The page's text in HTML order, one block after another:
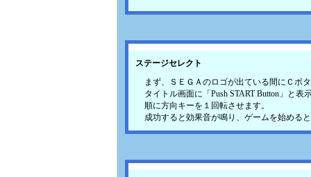
ステージセレクト
まず、ＳＥＧＡのロゴが出ている間にＣボ
タイトル画面に「Push START Button」と
順に方向キーを１回転させます。
成功すると効果音が鳴り、ゲームを始める